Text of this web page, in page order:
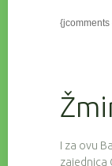
{jcomments
I za ovu
zajednica